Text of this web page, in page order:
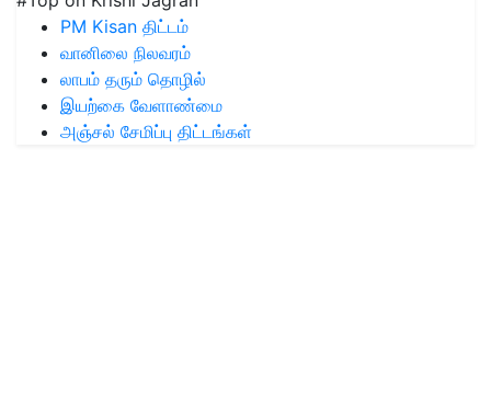
PM Kisan திட்டம்
வானிலை நிலவரம்
லாபம் தரும் தொழில்
இயற்கை வேளாண்மை
அஞ்சல் சேமிப்பு திட்டங்கள்